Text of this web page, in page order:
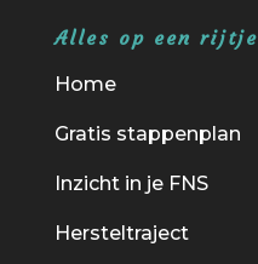
Alles op een rijtje
Home
Gratis stappenplan
Inzicht in je FNS
Hersteltraject